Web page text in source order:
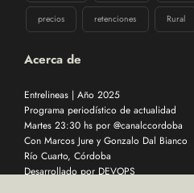
precios retenciones Rural
Acerca de
Entrelineas | Año 2025
Programa periodístico de actualidad
Martes 23:30 hs por @canalccordoba
Con Marcos Jure y Gonzalo Dal Bianco
Río Cuarto, Córdoba
Desarrollado porDEVOPS